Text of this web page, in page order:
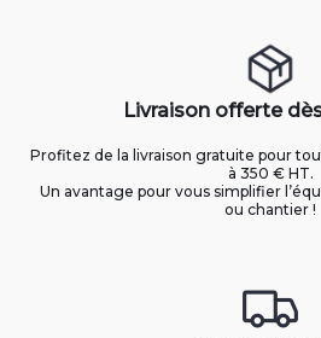
Livraison offerte
Profitez de la livraison gratuite pour
à 350 € HT.
Un avantage pour vous simplifier
ou chantier !